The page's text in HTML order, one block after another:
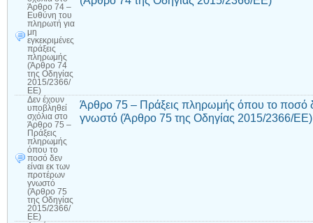
Άρθρο 74 –
Ευθύνη του
πληρωτή για
μη
εγκεκριμένες
πράξεις
πληρωμής
(Άρθρο 74
της Οδηγίας
2015/2366/
ΕΕ)
Δεν έχουν
υποβληθεί
σχόλια στο
Άρθρο 75 –
Πράξεις
πληρωμής
όπου το
ποσό δεν
είναι εκ των
προτέρων
γνωστό
(Άρθρο 75
της Οδηγίας
2015/2366/
ΕΕ)
Άρθρο 75 – Πράξεις πληρωμής όπου το ποσό
γνωστό (Άρθρο 75 της Οδηγίας 2015/2366/ΕΕ)